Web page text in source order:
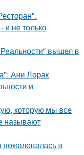
и не только
вышел в
Ани Лорак
и
которую мы все
называют
в